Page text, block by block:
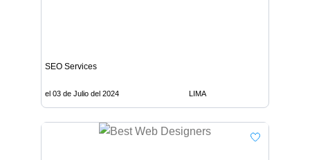
SEO Services
el 03 de Julio del 2024 LIMA